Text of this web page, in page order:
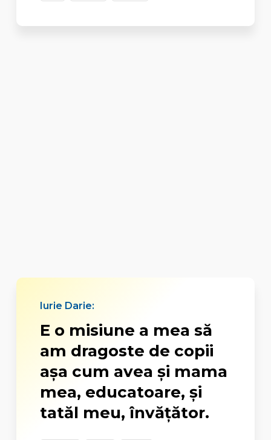
Iurie Darie:
E o misiune a mea să
am dragoste de copii
aşa cum avea şi mama
mea, educatoare, şi
tatăl meu, învăţător.